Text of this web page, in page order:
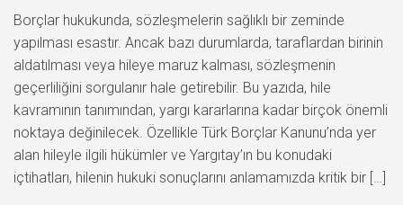
Borçlar hukukunda, sözleşmelerin sağlıklı bir zeminde
yapılması esastır. Ancak bazı durumlarda, taraflardan birinin
aldatılması veya hileye maruz kalması, sözleşmenin
geçerliliğini sorgulanır hale getirebilir. Bu yazıda, hile
kavramının tanımından, yargı kararlarına kadar birçok önemli
noktaya değinilecek. Özellikle Türk Borçlar Kanunu’nda yer
alan hileyle ilgili hükümler ve Yargıtay’ın bu konudaki
içtihatları, hilenin hukuki sonuçlarını anlamamızda kritik bir […]